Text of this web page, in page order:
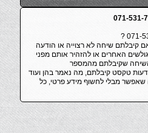
קיבלתם שיחה לא רצוייה או הודעה
האחרים או להזהיר אותם מפני
שקיבלתם מהמספר
או הודעות טקסט קיבלתם, מה נאמר בהן ועוד
שאפשר מבלי לחשוף מידע פרטי, כל